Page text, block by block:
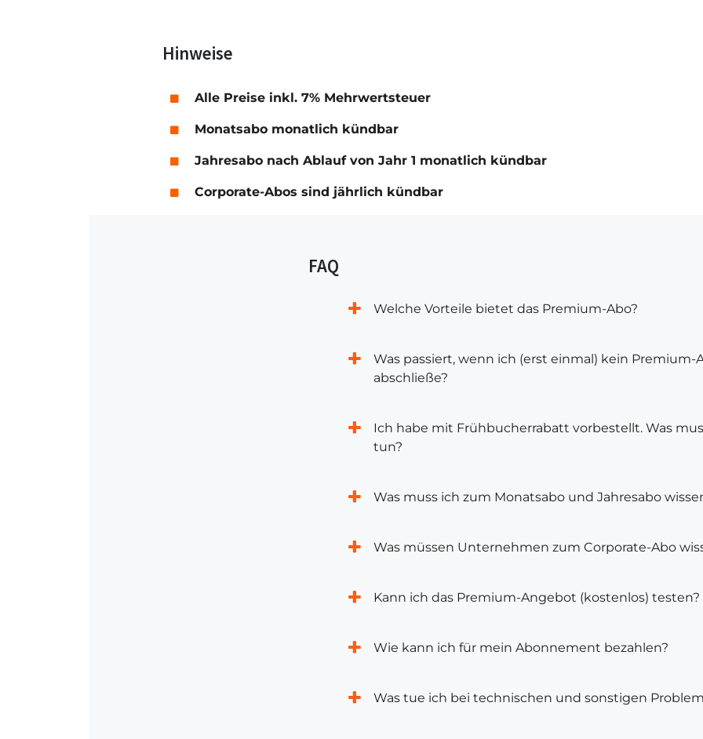
Hinweise
Alle Preise inkl. 7% Mehrwertsteuer
Monatsabo monatlich kündbar
Jahresabo nach Ablauf von Jahr 1 monatlich kündbar
Corporate-Abos sind jährlich kündbar
FAQ
Welche Vorteile bietet das Premium-Abo?
Was passiert, wenn ich (erst einmal) kein Premium-
abschließe?
Ich habe mit Frühbucherrabatt vorbestellt. Was
tun?
Was muss ich zum Monatsabo und Jahresabo
Was müssen Unternehmen zum Corporate-Abo
Kann ich das Premium-Angebot (kostenlos) testen?
Wie kann ich für mein Abonnement bezahlen?
Was tue ich bei technischen und sonstigen